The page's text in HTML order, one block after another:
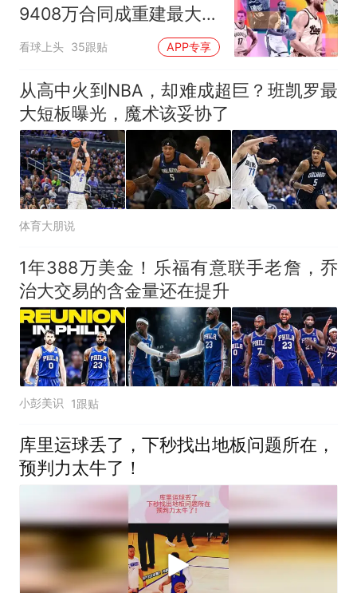
9408万合同成重建最大障
碍
看球上头 35跟贴 APP专享
从高中火到NBA，却难成超巨？班凯罗最
大短板曝光，魔术该妥协了
体育大朋说
1年388万美金！乐福有意联手老詹，乔
治大交易的含金量还在提升
小彭美识 1跟贴
库里运球丢了，下秒找出地板问题所在，
预判力太牛了！